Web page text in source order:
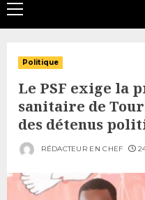
Primary
Menu
Politique
Le PSF exige la
sanitaire de
des détenus
RÉDACTEUR EN CHEF